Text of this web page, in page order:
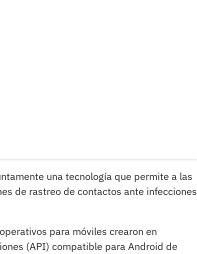
una tecnología que permite a las
de rastreo de contactos ante infecciones
para móviles crearon en
(API) compatible para Android de